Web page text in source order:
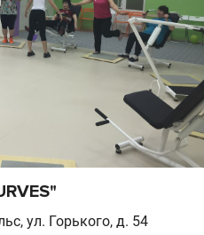
ул. Горького, д. 54